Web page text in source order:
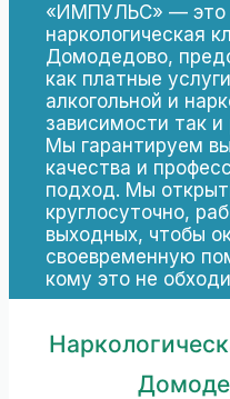
«ИМПУЛЬС» — это
наркологическая
Домодедово,
как платные
алкогольной и
зависимости так
Мы гарантируем
качества и
подход. Мы
круглосуточно,
выходных, чтобы
своевременную
кому это не